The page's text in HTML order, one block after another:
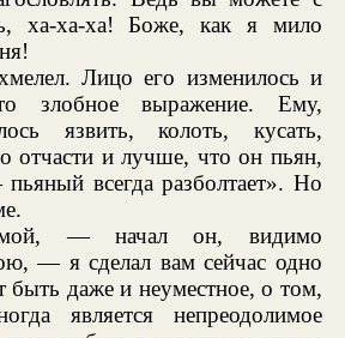
ха-ха-ха! Боже, как я мило
Лицо его изменилось и
злобное выражение. Ему,
язвить, колоть, кусать,
отчасти и лучше, что он пьян,
всегда разболтает». Но
— начал он, видимо
— я сделал вам сейчас одно
быть даже и неуместное, о том,
является непреодолимое